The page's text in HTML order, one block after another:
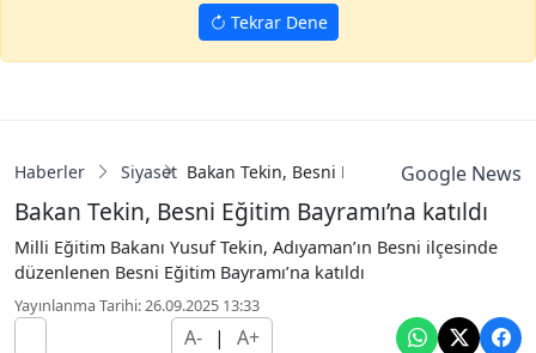
Tekrar Dene
Haberler Siyaset Bakan Tekin, Besni Eğitim Bayramı’na
Google News
Bakan Tekin, Besni Eğitim Bayramı’na katıldı
Milli Eğitim Bakanı Yusuf Tekin, Adıyaman’ın Besni ilçesinde
düzenlenen Besni Eğitim Bayramı’na katıldı
Yayınlanma Tarihi: 26.09.2025 13:33
A- | A+